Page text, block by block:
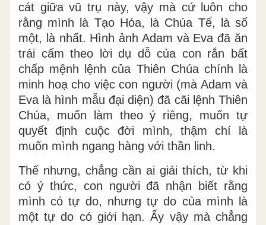
cát giữa vũ trụ này, vậy mà cứ luôn cho
rằng mình là Tạo Hóa, là Chúa Tể, là số
một, là nhất. Hình ảnh Adam và Eva đã ăn
trái cấm theo lời dụ dỗ của con rắn bất
chấp mệnh lệnh của Thiên Chúa chính là
minh hoạ cho việc con người (mà Adam và
Eva là hình mẫu đại diện) đã cãi lệnh Thiên
Chúa, muốn làm theo ý riêng, muốn tự
quyết định cuộc đời mình, thậm chí là
muốn mình ngang hàng với thần linh.
Thế nhưng, chẳng cần ai giải thích, từ khi
có ý thức, con người đã nhận biết rằng
mình có tự do, nhưng tự do của mình là
một tự do có giới hạn. Ấy vậy mà chẳng